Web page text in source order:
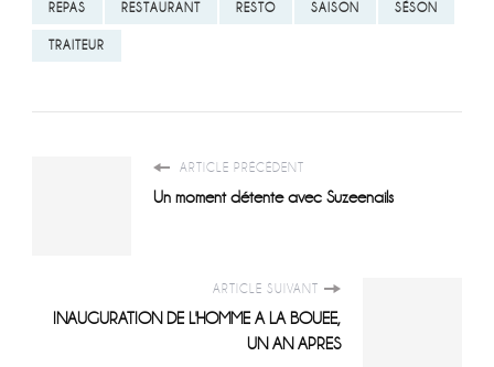
REPAS RESTAURANT RESTO SAISON SÉSON
TRAITEUR
ARTICLE PRÉCÉDENT
Un moment détente avec Suzeenails
ARTICLE SUIVANT
INAUGURATION DE L'HOMME A LA BOUEE,
UN AN APRES